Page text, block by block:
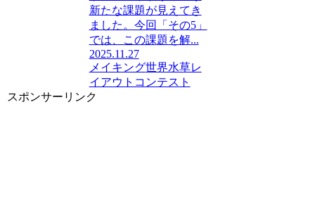
新たな課題が見えてき
ました。今回「その5」
では、この課題を解...
2025.11.27
メイキング世界水草レ
イアウトコンテスト
スポンサーリンク